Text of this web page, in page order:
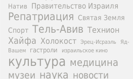
Натив Правительство Израиля
Репатриация
Святая Земля
Спорт Тель-Авив Технион
Хайфа Холокост Эрец-Исраэль
Яд-
Вашем
гастроли израильское кино
культура медицина
музеи наука новости